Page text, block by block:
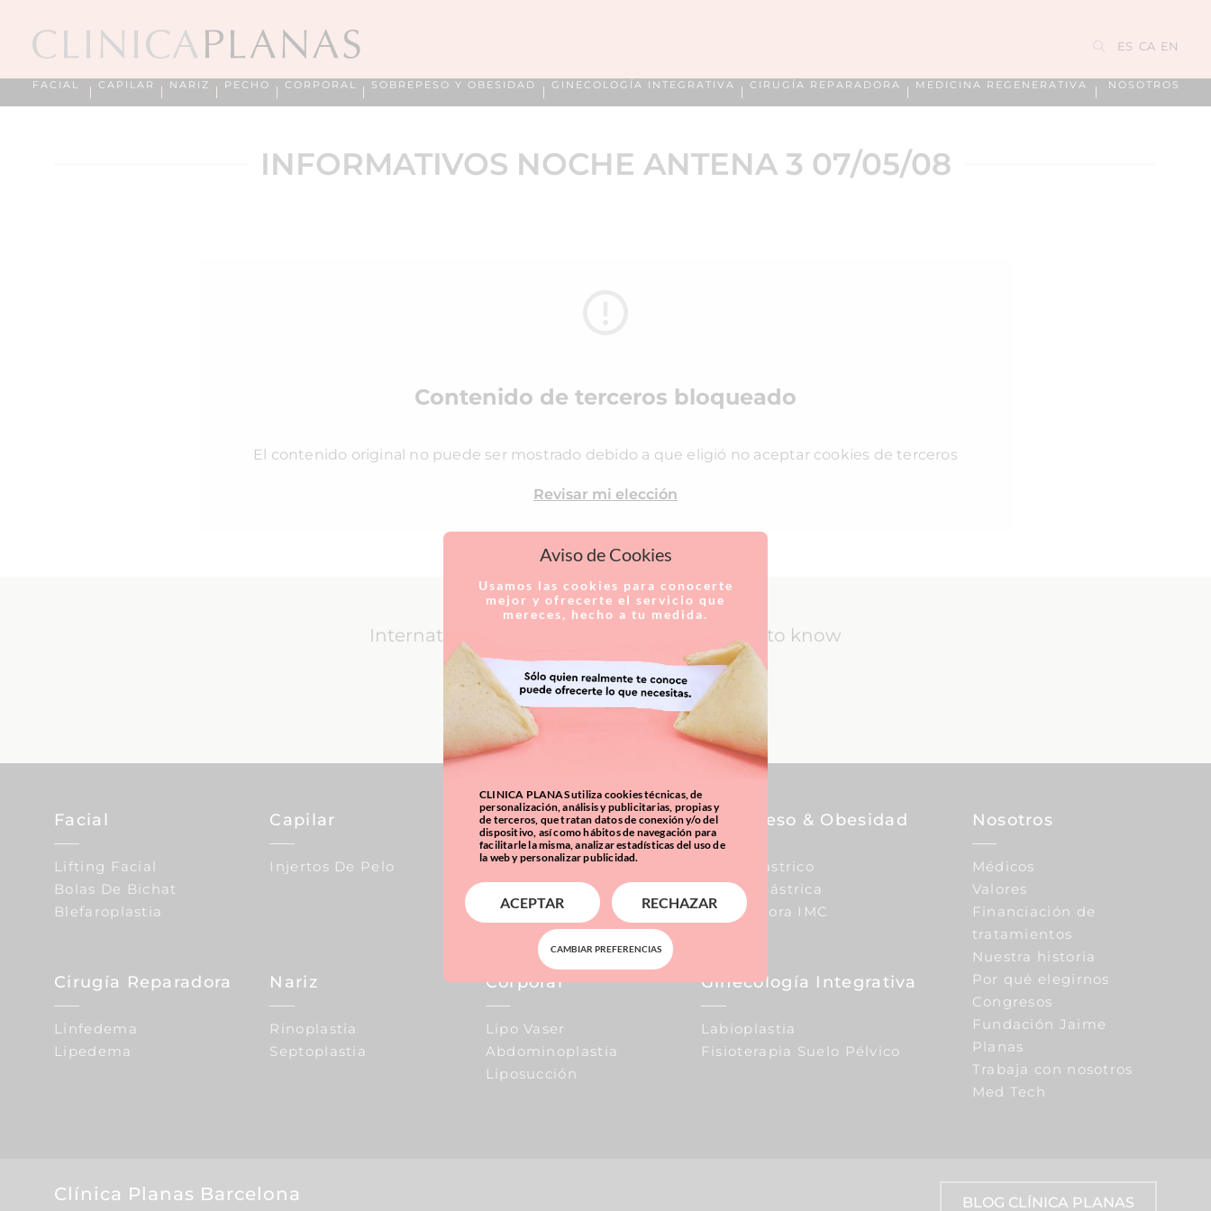
ES CA EN
FACIAL CAPILAR NARIZ PECHO CORPORAL SOBREPESO Y OBESIDAD GINECOLOGÍA INTEGRATIVA CIRUGÍA REPARADORA MEDICINA REGENERATIVA NOSOTROS
INFORMATIVOS NOCHE ANTENA 3 07/05/08
Contenido de terceros bloqueado
El contenido original no puede ser mostrado debido a que eligió no aceptar cookies de terceros
Revisar mi elección
International Patients: everything you need to know
LEARN MORE
Facial
Lifting Facial
Bolas De Bichat
Blefaroplastia
Cirugía Reparadora
Linfedema
Lipedema
Capilar
Injertos De Pelo
Nariz
Rinoplastia
Septoplastia
Pecho
Aumento De Pecho
Reducción De Pecho
Elevación De Pecho
Corporal
Lipo Vaser
Abdominoplastia
Liposucción
Sobrepeso & Obesidad
Balón Gástrico
Manga Gástrica
Calculadora IMC
Ginecología Integrativa
Labioplastia
Fisioterapia Suelo Pélvico
Nosotros
Médicos
Valores
Financiación de
tratamientos
Nuestra historia
Por qué elegirnos
Congresos
Fundación Jaime
Planas
Trabaja con nosotros
Med Tech
Clínica Planas Barcelona BLOG CLÍNICA PLANAS
Aviso de Cookies
Usamos las cookies para conocerte
mejor y ofrecerte el servicio que
mereces, hecho a tu medida.
CLINICA PLANAS utiliza cookies técnicas, de
personalización, análisis y publicitarias, propias y
de terceros, que tratan datos de conexión y/o del
dispositivo, así como hábitos de navegación para
facilitarle la misma, analizar estadísticas del uso de
la web y personalizar publicidad.
ACEPTAR RECHAZAR
CAMBIAR PREFERENCIAS